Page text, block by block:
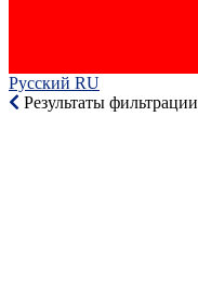
Русский RU‎
Результаты фильтрации